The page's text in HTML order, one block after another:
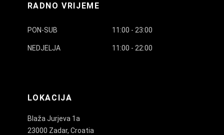
RADNO VRIJEME
PON-SUB 11:00 - 23:00
NEDJELJA 11:00 - 22:00
LOKACIJA
Blaža Jurjeva 1a
23000 Zadar, Croatia